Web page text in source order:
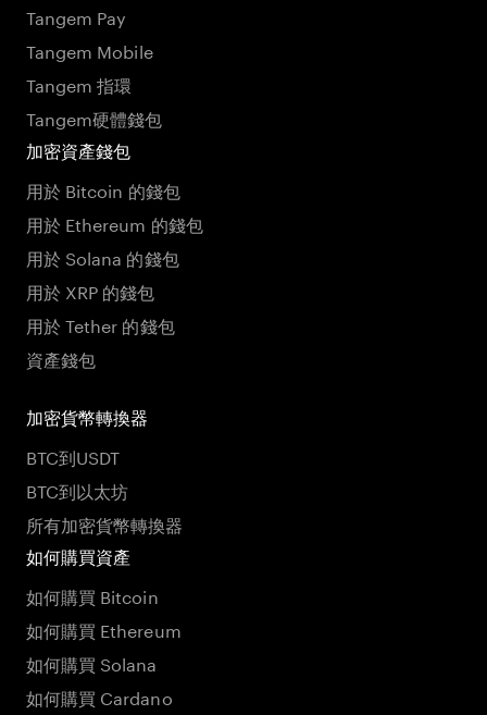
Tangem Pay
Tangem Mobile
Tangem 指環
Tangem硬體錢包
加密資產錢包
用於 Bitcoin 的錢包
用於 Ethereum 的錢包
用於 Solana 的錢包
用於 XRP 的錢包
用於 Tether 的錢包
資產錢包
加密貨幣轉換器
BTC到USDT
BTC到以太坊
所有加密貨幣轉換器
如何購買資產
如何購買 Bitcoin
如何購買 Ethereum
如何購買 Solana
如何購買 Cardano